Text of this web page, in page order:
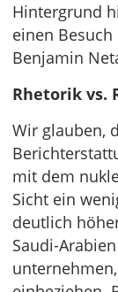
Hintergrund
einen
Benjamin
Rhetorik vs.
Wir glauben,
mit dem
Sicht ein
deutlich
Saudi-